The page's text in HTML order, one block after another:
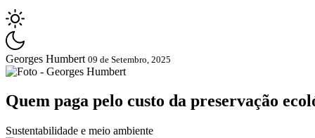
Georges Humbert 09 de Setembro, 2025
Quem paga pelo custo da preservação
Sustentabilidade e meio ambiente